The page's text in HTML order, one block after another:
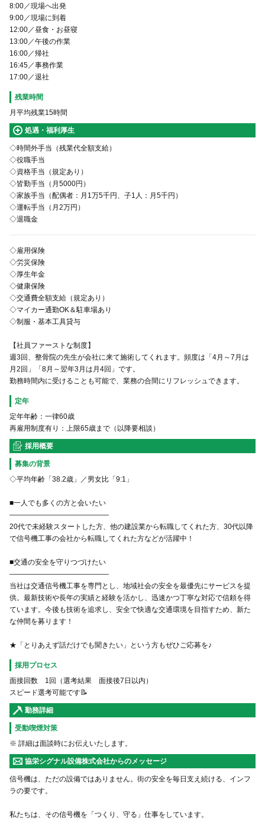
8:00／現場へ出発
9:00／現場に到着
12:00／昼食・お昼寝
13:00／午後の作業
16:00／帰社
16:45／事務作業
17:00／退社
残業時間
月平均残業15時間
処遇・福利厚生
◇時間外手当（残業代全額支給）
◇役職手当
◇資格手当（規定あり）
◇皆勤手当（月5000円）
◇家族手当（配偶者：月1万5千円、子1人：月5千円）
◇運転手当（月2万円）
◇退職金
◇雇用保険
◇労災保険
◇厚生年金
◇健康保険
◇交通費全額支給（規定あり）
◇マイカー通勤OK＆駐車場あり
◇制服・基本工具貸与
【社員ファーストな制度】
週3回、整骨院の先生が会社に来て施術してくれます。頻度は「4月～7月は
月2回」「8月～翌年3月は月4回」です。
勤務時間内に受けることも可能で、業務の合間にリフレッシュできます。
定年
定年年齢：一律60歳
再雇用制度有り：上限65歳まで（以降要相談）
採用概要
募集の背景
◇平均年齢「38.2歳」／男女比「9:1」
■一人でも多くの方と会いたい
――――――――――――――
20代で未経験スタートした方、他の建設業から転職してくれた方、30代以降
で信号機工事の会社から転職してくれた方などが活躍中！
■交通の安全を守りつづけたい
――――――――――――――
当社は交通信号機工事を専門とし、地域社会の安全を最優先にサービスを提
供。最新技術や長年の実績と経験を活かし、迅速かつ丁寧な対応で信頼を得
ています。今後も技術を追求し、安全で快適な交通環境を目指すため、新た
な仲間を募ります！
★「とりあえず話だけでも聞きたい」という方もぜひご応募を♪
採用プロセス
面接回数 1回（選考結果 面接後7日以内）
スピード選考可能です📝
勤務詳細
受動喫煙対策
※ 詳細は面談時にお伝えいたします。
協栄シグナル設備株式会社からのメッセージ
信号機は、ただの設備ではありません。街の安全を毎日支え続ける、インフ
ラの要です。
私たちは、その信号機を「つくり、守る」仕事をしています。